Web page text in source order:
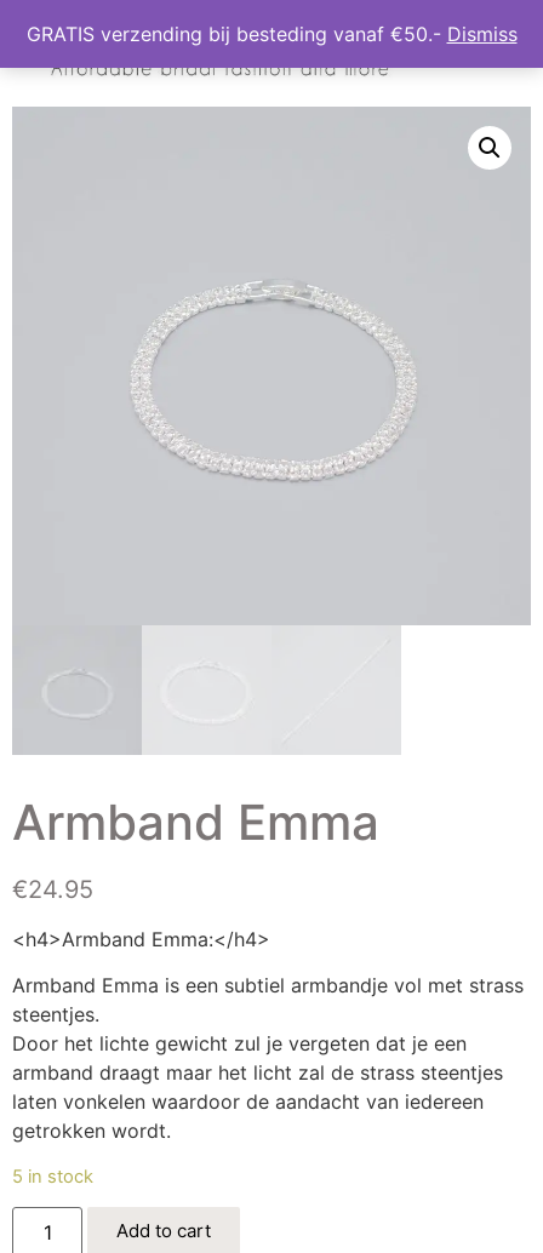
Armband Emma
€24.95
<h4>Armband Emma:</h4>
Armband Emma is een subtiel armbandje vol met strass
steentjes.
Door het lichte gewicht zul je vergeten dat je een
armband draagt maar het licht zal de strass steentjes
laten vonkelen waardoor de aandacht van iedereen
getrokken wordt.
5 in stock
Add to cart
GRATIS verzending bij besteding vanaf €50.- Dismiss